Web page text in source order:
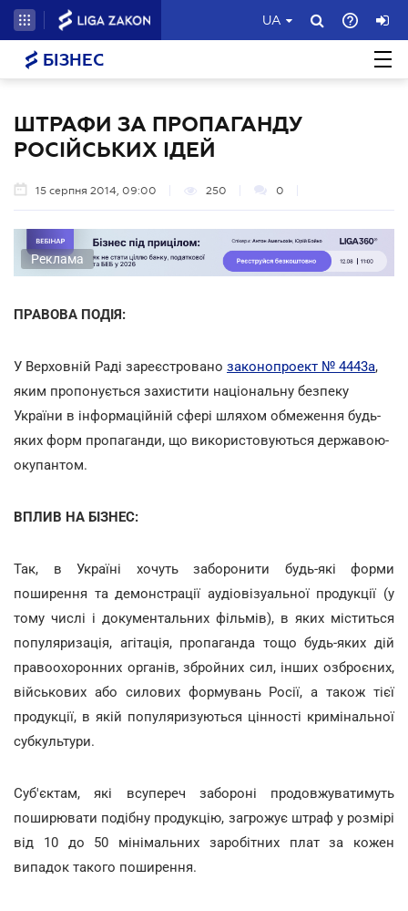
UA
БІЗНЕС
ШТРАФИ ЗА ПРОПАГАНДУ
РОСІЙСЬКИХ ІДЕЙ
15 серпня 2014, 09:00 250 0
Реклама
ПРАВОВА ПОДІЯ:
У Верховній Раді зареєстровано законопроект № 4443а,
яким пропонується захистити національну безпеку
України в інформаційній сфері шляхом обмеження будь-
яких форм пропаганди, що використовуються державою-
окупантом.
ВПЛИВ НА БІЗНЕС:
Так, в Україні хочуть заборонити будь-які форми
поширення та демонстрації аудіовізуальної продукції (у
тому числі і документальних фільмів), в яких міститься
популяризація, агітація, пропаганда тощо будь-яких дій
правоохоронних органів, збройних сил, інших озброєних,
військових або силових формувань Росії, а також тієї
продукції, в якій популяризуються цінності кримінальної
субкультури.
Суб'єктам, які всупереч забороні продовжуватимуть
поширювати подібну продукцію, загрожує штраф у розмірі
від 10 до 50 мінімальних заробітних плат за кожен
випадок такого поширення.